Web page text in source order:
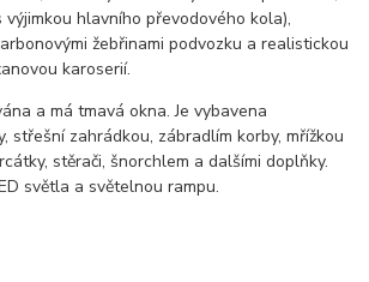
hlavního převodového kola),
žebřinami podvozku a realistickou
karoserií.
a má tmavá okna. Je vybavena
střešní zahrádkou, zábradlím korby, mřížkou
stěrači, šnorchlem a dalšími doplňky.
světla a světelnou rampu.